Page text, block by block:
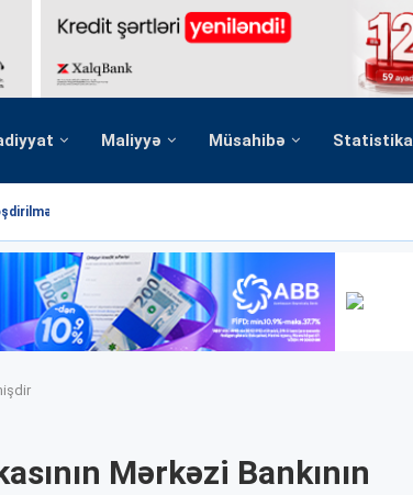
Maliyyə Müsahibə Statistika
üzrə hərrac yekunlaşmışdır
Mərkəzi Bankının